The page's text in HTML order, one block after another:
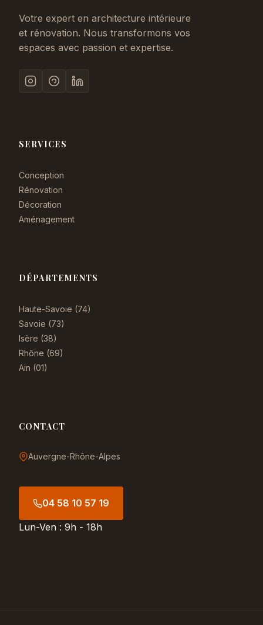
Votre expert en architecture intérieure
et rénovation. Nous transformons vos
espaces avec passion et expertise.
SERVICES
Conception
Rénovation
Décoration
Aménagement
DÉPARTEMENTS
Haute-Savoie (74)
Savoie (73)
Isère (38)
Rhône (69)
Ain (01)
CONTACT
Auvergne-Rhône-Alpes
04 58 10 57 19
Lun-Ven : 9h - 18h